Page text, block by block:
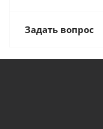
Задать вопрос